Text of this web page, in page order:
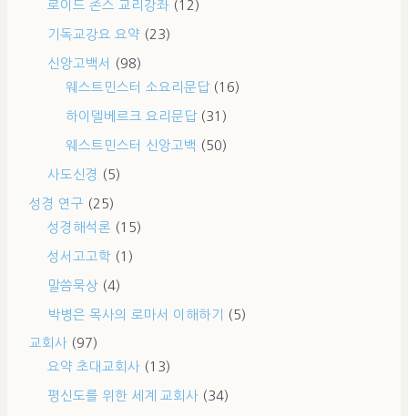
로이드 존스 교리강좌 (12)
기독교강요 요약 (23)
신앙고백서
(98)
웨스트민스터 소요리문답(16)
하이델베르크 요리문답(31)
웨스트민스터 신앙고백 (50)
사도신경 (5)
성경 연구 (25)
성경해석론 (15)
성서고고학 (1)
말씀묵상 (4)
박병은 목사의 로마서 이해하기 (5)
교회사 (97)
요약 초대교회사 (13)
평신도를 위한 세계 교회사 (34)